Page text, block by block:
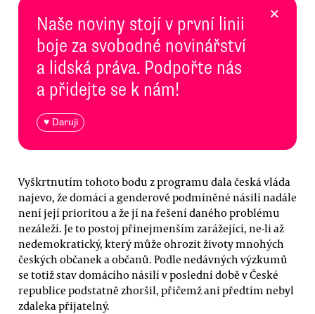
Naše noviny stojí v první linii
boje za svobodné novinářství
a lidská práva. Podpořte nás
a přidejte se k nám!
♥ Daruji
×
Vyškrtnutím tohoto bodu z programu dala česká vláda
najevo, že domácí a genderově podmíněné násilí nadále
není její prioritou a že jí na řešení daného problému
nezáleží. Je to postoj přinejmenším zarážející, ne-li až
nedemokratický, který může ohrozit životy mnohých
českých občanek a občanů. Podle nedávných výzkumů
se totiž stav domácího násilí v poslední době v České
republice podstatně zhoršil, přičemž ani předtím nebyl
zdaleka přijatelný.